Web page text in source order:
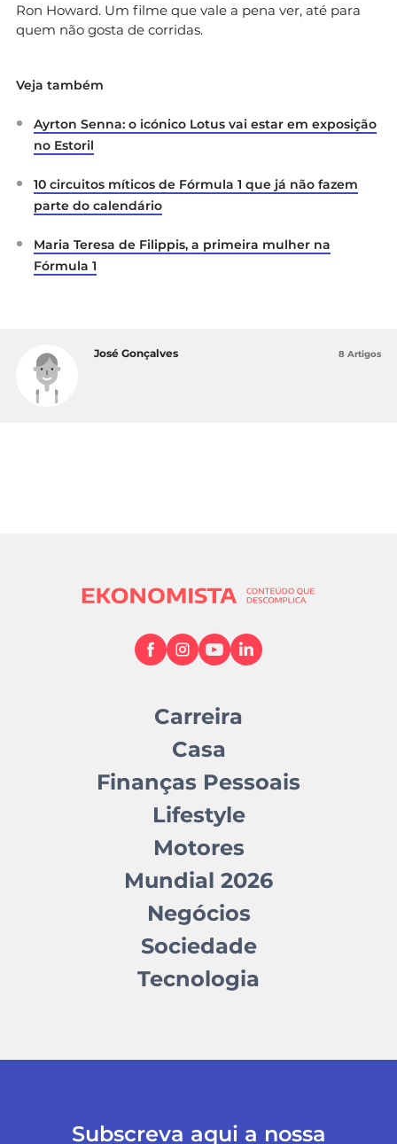
Ron Howard. Um filme que vale a pena ver, até para
quem não gosta de corridas.
Veja também
Ayrton Senna: o icónico Lotus vai estar em exposição
no Estoril
10 circuitos míticos de Fórmula 1 que já não fazem
parte do calendário
Maria Teresa de Filippis, a primeira mulher na
Fórmula 1
José Gonçalves 8 Artigos
Carreira
Casa
Finanças Pessoais
Lifestyle
Motores
Mundial 2026
Negócios
Sociedade
Tecnologia
Subscreva aqui a nossa